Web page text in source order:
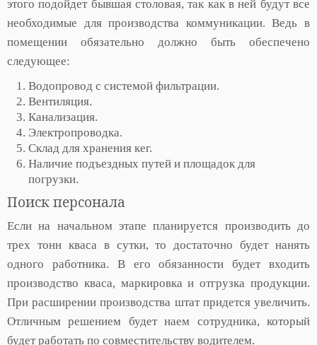
этого подойдет бывшая столовая, так как в ней будут все
необходимые для производства коммуникации. Ведь в
помещении обязательно должно быть обеспечено
следующее:
Водопровод с системой фильтрации.
Вентиляция.
Канализация.
Электропроводка.
Склад для хранения кег.
Наличие подъездных путей и площадок для
погрузки.
Поиск персонала
Если на начальном этапе планируется производить до
трех тонн кваса в сутки, то достаточно будет нанять
одного работника. В его обязанности будет входить
производство кваса, маркировка и отгрузка продукции.
При расширении производства штат придется увеличить.
Отличным решением будет наем сотрудника, который
будет работать по совместительству водителем.